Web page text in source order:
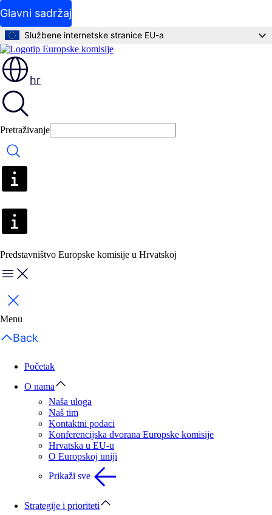
Glavni sadržaj
Službene internetske stranice EU-a
hr
Pretraživanje
Pretraživanje
Predstavništvo Europske komisije u Hrvatskoj
Menu
Zatvori
Menu
Back
Početak
O nama
Naša uloga
Naš tim
Kontaktni podaci
Konferencijska dvorana Europske komisije
Hrvatska u EU-u
O Europskoj uniji
Prikaži sve
Strategije i prioriteti